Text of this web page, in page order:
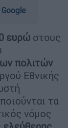
ευρώ στους
πολιτών
Εθνικής
τα
νόμος